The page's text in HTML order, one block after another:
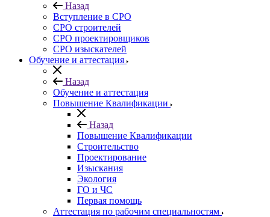
Назад
Вступление в СРО
СРО строителей
СРО проектировщиков
СРО изыскателей
Обучение и аттестация
Назад
Обучение и аттестация
Повышение Квалификации
Назад
Повышение Квалификации
Строительство
Проектирование
Изыскания
Экология
ГО и ЧС
Первая помощь
Аттестация по рабочим специальностям